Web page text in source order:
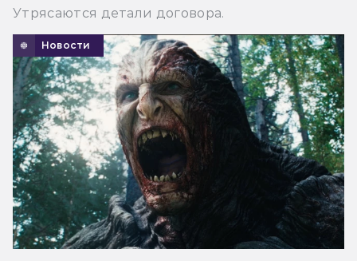
Утрясаются детали договора.
Новости